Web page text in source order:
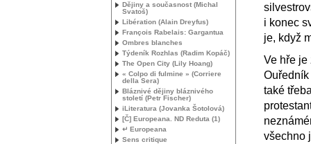
i konec
je, když
Ve hře
také
všechno
Dějiny a současnost (Michal
Svatoš)
Libération (Alain Dreyfus)
François Rabelais: Gargantua
Ombres blanches
Týdeník Rozhlas (Radim Kopáč)
The Open City (Lily Hoang)
« Colpo di fulmine » (Corriere
della Sera)
Bláznivé dějiny bláznivého
století (Petr Fischer)
iLiteratura (Jovanka Šotolová)
[Č] Europeana. ND Reduta (1)
↵ Europeana
Sens critique